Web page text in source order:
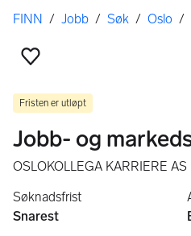
Her er du
FINN / Jobb / Søk / Oslo /
Fristen er utløpt
Jobb- og
OSLOKOLLEGA KARRIERE AS
Søknadsfrist
Snarest